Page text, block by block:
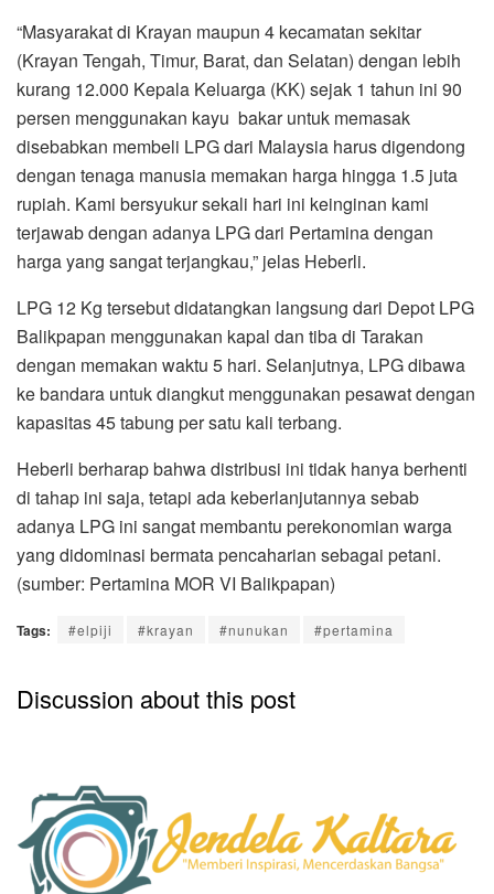
“Masyarakat di Krayan maupun 4 kecamatan sekitar
(Krayan Tengah, Timur, Barat, dan Selatan) dengan lebih
kurang 12.000 Kepala Keluarga (KK) sejak 1 tahun ini 90
persen menggunakan kayu bakar untuk memasak
disebabkan membeli LPG dari Malaysia harus digendong
dengan tenaga manusia memakan harga hingga 1.5 juta
rupiah. Kami bersyukur sekali hari ini keinginan kami
terjawab dengan adanya LPG dari Pertamina dengan
harga yang sangat terjangkau,” jelas Heberli.
LPG 12 Kg tersebut didatangkan langsung dari Depot LPG
Balikpapan menggunakan kapal dan tiba di Tarakan
dengan memakan waktu 5 hari. Selanjutnya, LPG dibawa
ke bandara untuk diangkut menggunakan pesawat dengan
kapasitas 45 tabung per satu kali terbang.
Heberli berharap bahwa distribusi ini tidak hanya berhenti
di tahap ini saja, tetapi ada keberlanjutannya sebab
adanya LPG ini sangat membantu perekonomian warga
yang didominasi bermata pencaharian sebagai petani.
(sumber: Pertamina MOR VI Balikpapan)
Tags: #elpiji #krayan #nunukan #pertamina
Discussion about this post